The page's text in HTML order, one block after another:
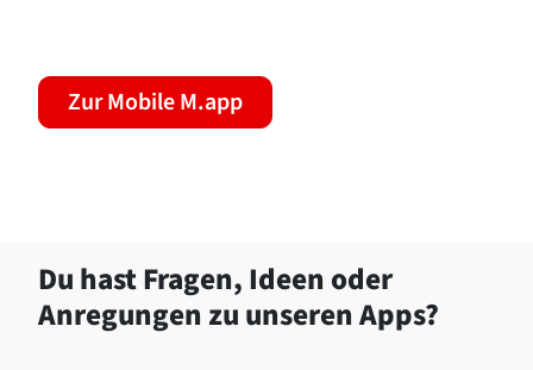
Zur Mobile M.app
Du hast Fragen, Ideen oder
Anregungen zu unseren Apps?